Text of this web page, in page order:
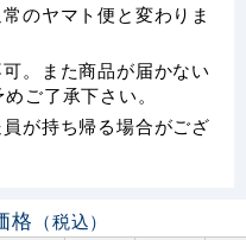
のヤマト便と変わりま
。また商品が届かない
ご了承下さい。
が持ち帰る場合がござ
格 （税込）